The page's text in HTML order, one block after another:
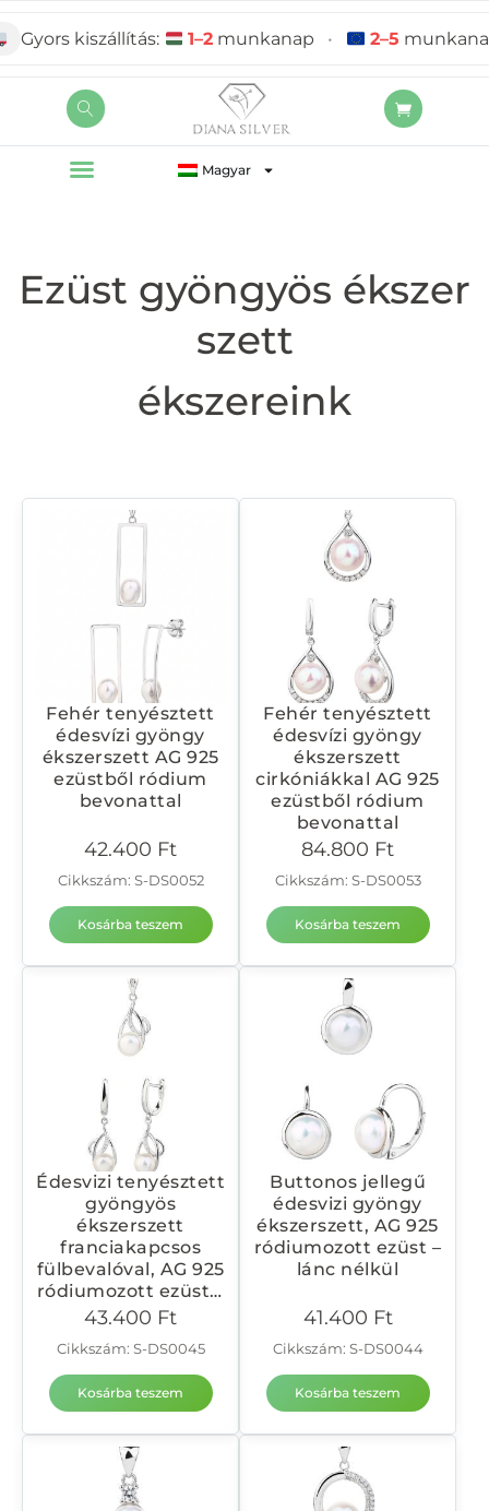
Magyar
kiszállítás: 1–2munkanap • 2–5 munkanap
Ezüst gyöngyös ékszer
szett
ékszereink
Fehér tenyésztett
édesvízi gyöngy
ékszerszett AG 925
ezüstből ródium
bevonattal
42.400 Ft
Cikkszám: S-DS0052
Kosárba teszem
Fehér tenyésztett
édesvízi gyöngy
ékszerszett
cirkóniákkal AG 925
ezüstből ródium
bevonattal
84.800 Ft
Cikkszám: S-DS0053
Kosárba teszem
Édesvizi tenyésztett
gyöngyös
ékszerszett
franciakapcsos
fülbevalóval, AG 925
ródiumozott ezüst –
lánc nélkül
43.400 Ft
Cikkszám: S-DS0045
Kosárba teszem
Buttonos jellegű
édesvizi gyöngy
ékszerszett, AG 925
ródiumozott ezüst –
lánc nélkül
41.400 Ft
Cikkszám: S-DS0044
Kosárba teszem